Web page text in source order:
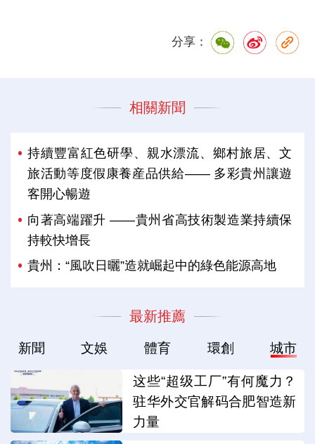
分享：
相關新聞
持續豐富紅色研學、親水漂流、鄉村旅居、文
旅活動等度假康養産品供給—— 多彩貴州讓遊
客開心暢遊
向著高端躍升 ——貴州省高技術製造業持續保
持較快增長
貴州：“風吹日曬”造就崛起中的綠色能源高地
最新推薦
新聞 文娛 體育 環創 城市
这些“超级工厂”有何魔力？
驻华外交官解码合肥智造新
力量